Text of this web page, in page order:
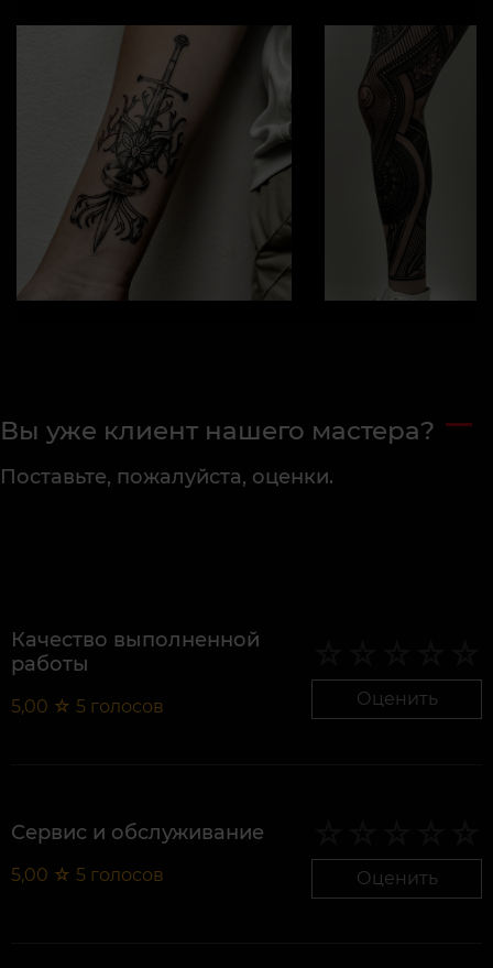
Вы уже клиент нашего мастера?
Поставьте, пожалуйста, оценки.
Качество выполненной
работы
5,00 ☆ 5 голосов Оценить
Сервис и обслуживание
5,00 ☆ 5 голосов Оценить